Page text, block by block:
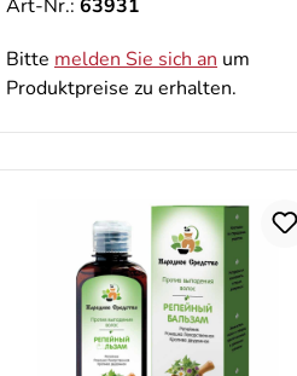
Art-Nr.: 63931
Bitte melden Sie sich an um
Produktpreise zu erhalten.